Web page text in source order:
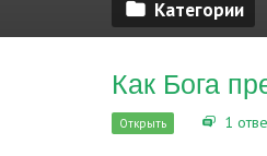
Как Бога
Открыть 1